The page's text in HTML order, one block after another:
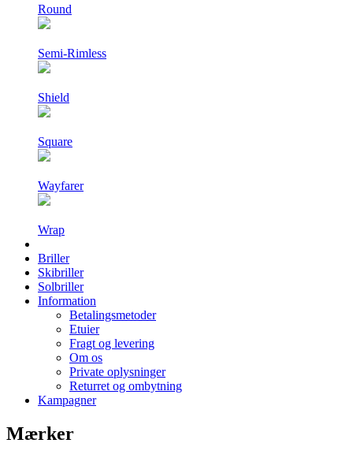
Round
Semi-Rimless
Shield
Square
Wayfarer
Wrap
Briller
Skibriller
Solbriller
Information
Betalingsmetoder
Etuier
Fragt og levering
Om os
Private oplysninger
Returret og ombytning
Kampagner
Mærker